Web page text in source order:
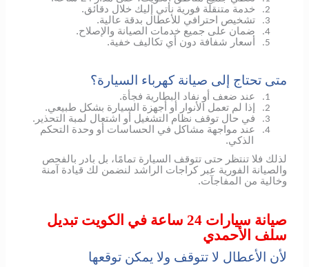
2. خدمة متنقلة فورية نأتي إليك خلال دقائق.
3. تشخيص احترافي للأعطال بدقة عالية.
4. ضمان على جميع خدمات الصيانة والإصلاح.
5. أسعار شفافة دون أي تكاليف خفية.
متى تحتاج إلى صيانة كهرباء السيارة؟
1. عند ضعف أو نفاد البطارية فجأة.
2. إذا لم تعمل الأنوار أو أجهزة السيارة بشكل طبيعي.
3. في حال توقف نظام التشغيل أو اشتعال لمبة التحذير.
4.
عند مواجهة مشاكل في الحساسات أو وحدة التحكم
الذكي.
لذلك فلا تنتظر حتى تتوقف السيارة تمامًا، بل بادر بالفحص
والصيانة الفورية عبر كراجات الراشد لنضمن لك قيادة آمنة
وخالية من المفاجآت.
صيانة سيارات 24 ساعة في الكويت تبديل
سلف الأحمدي
لأن الأعطال لا تتوقف ولا يمكن توقعها